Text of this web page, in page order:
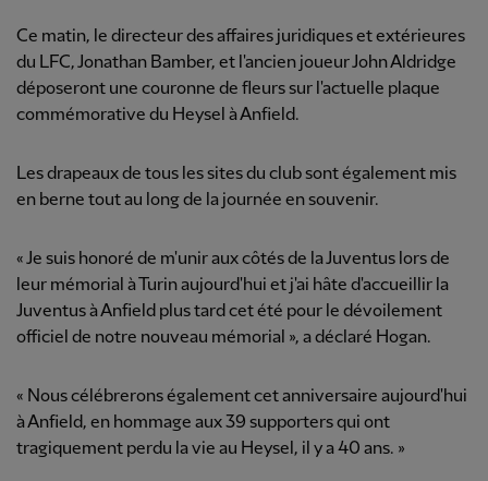
Ce matin, le directeur des affaires juridiques et extérieures
du LFC, Jonathan Bamber, et l'ancien joueur John Aldridge
déposeront une couronne de fleurs sur l'actuelle plaque
commémorative du Heysel à Anfield.
Les drapeaux de tous les sites du club sont également mis
en berne tout au long de la journée en souvenir.
« Je suis honoré de m'unir aux côtés de la Juventus lors de
leur mémorial à Turin aujourd'hui et j'ai hâte d'accueillir la
Juventus à Anfield plus tard cet été pour le dévoilement
officiel de notre nouveau mémorial », a déclaré Hogan.
« Nous célébrerons également cet anniversaire aujourd'hui
à Anfield, en hommage aux 39 supporters qui ont
tragiquement perdu la vie au Heysel, il y a 40 ans. »